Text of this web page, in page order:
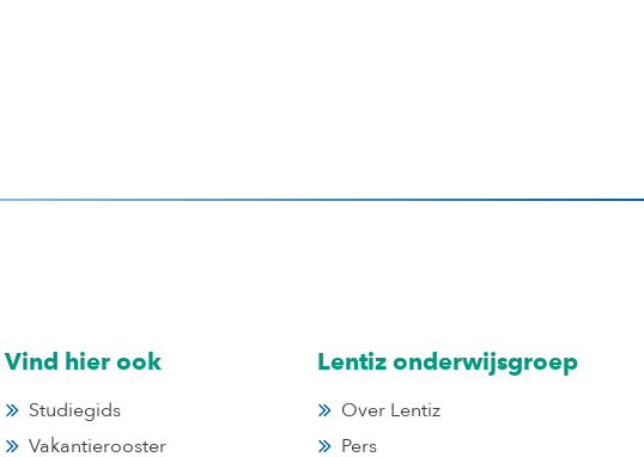
Vind hier ook
Studiegids
Vakantierooster
Lentiz onderwijsgroep
Over Lentiz
Pers